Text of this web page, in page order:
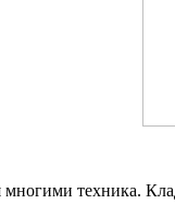
многими техника.